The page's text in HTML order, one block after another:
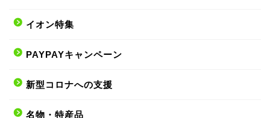
イオン特集
PAYPAYキャンペーン
新型コロナへの支援
名物・特産品